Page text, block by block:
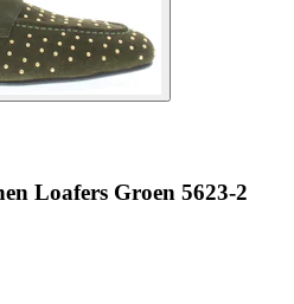
Loafers Groen 5623-2